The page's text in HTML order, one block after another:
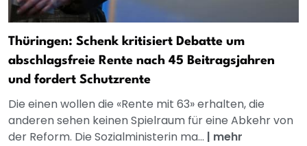
Thüringen: Schenk kritisiert Debatte um
abschlagsfreie Rente nach 45 Beitragsjahren
und fordert Schutzrente
Die einen wollen die «Rente mit 63» erhalten, die
anderen sehen keinen Spielraum für eine Abkehr von
der Reform. Die Sozialministerin ma... | mehr